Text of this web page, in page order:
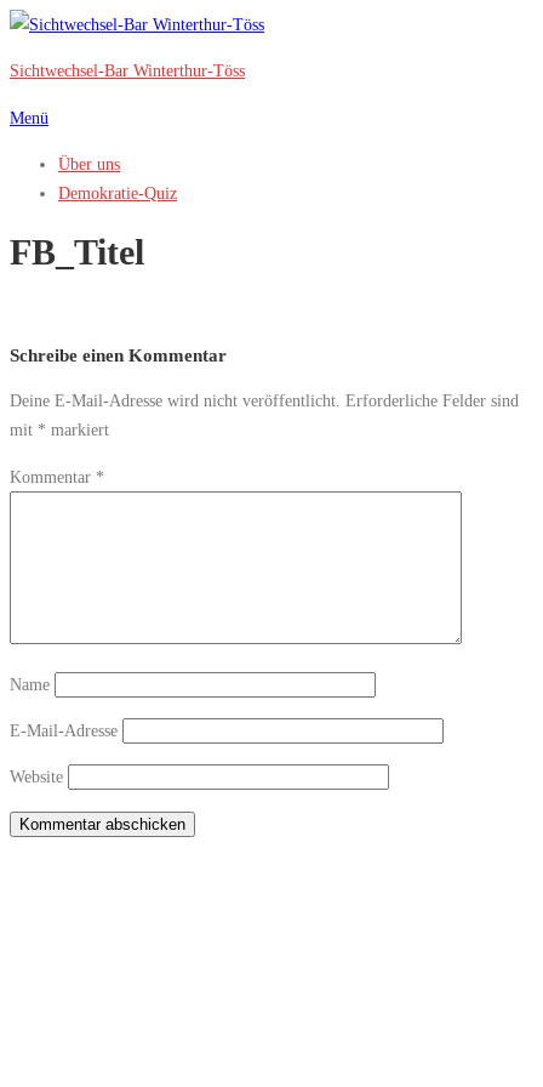
Zum
springen
Sichtwechsel-Bar Winterthur-Töss
Menü
Über uns
Demokratie-Quiz
FB_Titel
Schreibe einen Kommentar
Deine E-Mail-Adresse wird nicht veröffentlicht. Erforderliche Felder sind
mit * markiert
Kommentar *
Name
E-Mail-Adresse
Website